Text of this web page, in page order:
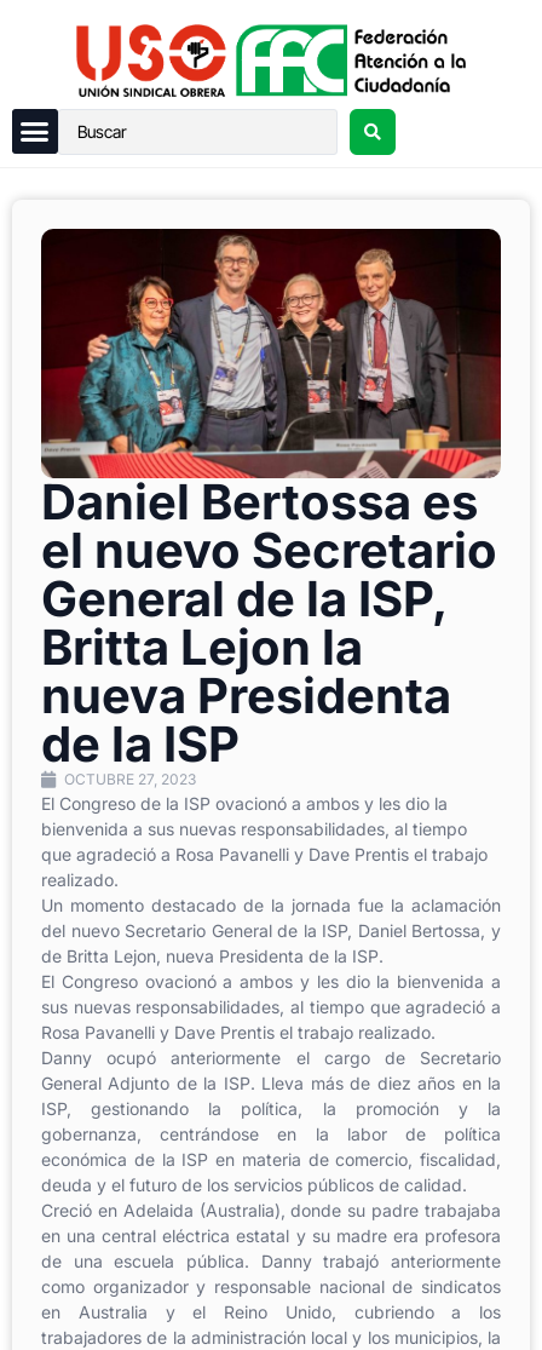
Daniel Bertossa es
el nuevo Secretario
General de la ISP,
Britta Lejon la
nueva Presidenta
de la ISP
OCTUBRE 27, 2023
El Congreso de la ISP ovacionó a ambos y les dio la
bienvenida a sus nuevas responsabilidades, al tiempo
que agradeció a Rosa Pavanelli y Dave Prentis el trabajo
realizado.
Un momento destacado de la jornada fue la aclamación
del nuevo Secretario General de la ISP, Daniel Bertossa, y
de Britta Lejon, nueva Presidenta de la ISP.
El Congreso ovacionó a ambos y les dio la bienvenida a
sus nuevas responsabilidades, al tiempo que agradeció a
Rosa Pavanelli y Dave Prentis el trabajo realizado.
Danny ocupó anteriormente el cargo de Secretario
General Adjunto de la ISP. Lleva más de diez años en la
ISP, gestionando la política, la promoción y la
gobernanza, centrándose en la labor de política
económica de la ISP en materia de comercio, fiscalidad,
deuda y el futuro de los servicios públicos de calidad.
Creció en Adelaida (Australia), donde su padre trabajaba
en una central eléctrica estatal y su madre era profesora
de una escuela pública. Danny trabajó anteriormente
como organizador y responsable nacional de sindicatos
en Australia y el Reino Unido, cubriendo a los
trabajadores de la administración local y los municipios, la